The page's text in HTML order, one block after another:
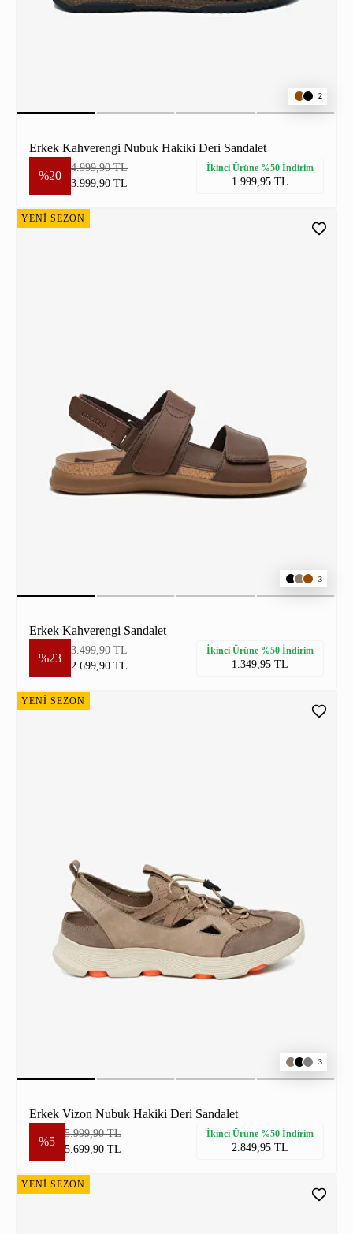
2
Erkek Kahverengi Nubuk Hakiki Deri Sandalet
%20
4.999,90 TL
3.999,90 TL
İkinci Ürüne %50 İndirim
1.999,95 TL
YENİ SEZON
3
Erkek Kahverengi Sandalet
%23
3.499,90 TL
2.699,90 TL
İkinci Ürüne %50 İndirim
1.349,95 TL
YENİ SEZON
3
Erkek Vizon Nubuk Hakiki Deri Sandalet
%5
5.999,90 TL
5.699,90 TL
İkinci Ürüne %50 İndirim
2.849,95 TL
YENİ SEZON